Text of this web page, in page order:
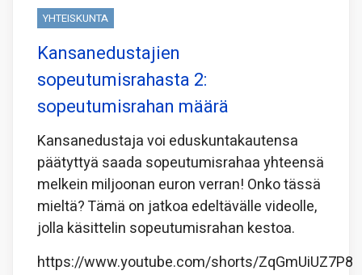
YHTEISKUNTA
Kansanedustajien
sopeutumisrahasta 2:
sopeutumisrahan määrä
Kansanedustaja voi eduskuntakautensa
päätyttyä saada sopeutumisrahaa yhteensä
melkein miljoonan euron verran! Onko tässä
mieltä? Tämä on jatkoa edeltävälle videolle,
jolla käsittelin sopeutumisrahan kestoa.
https://www.youtube.com/shorts/ZqGmUiUZ7P8